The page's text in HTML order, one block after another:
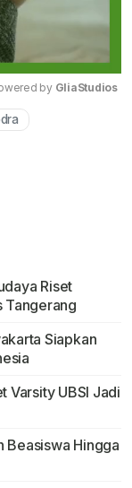
by GliaStudios
Riset
Tangerang
Siapkan
Varsity UBSI Jadi
Beasiswa Hingga